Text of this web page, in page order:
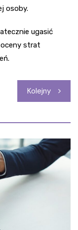
osoby.
ugasić
strat
Kolejny